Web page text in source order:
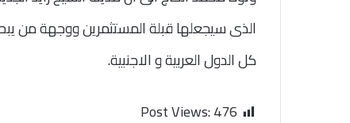
الذى سيجعلها قبلة المستثمرين ووجهة من
كل الدول العربية و الاجنبية.
Post Views:476